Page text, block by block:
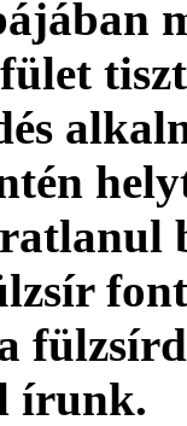
írunk.